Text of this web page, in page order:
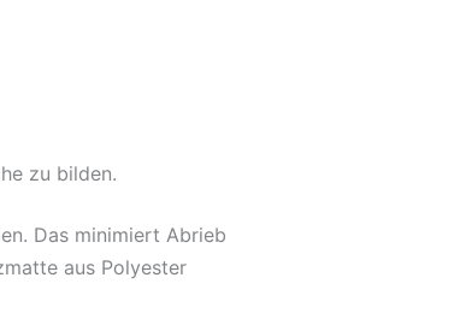
zu bilden.
Das minimiert Abrieb
aus Polyester